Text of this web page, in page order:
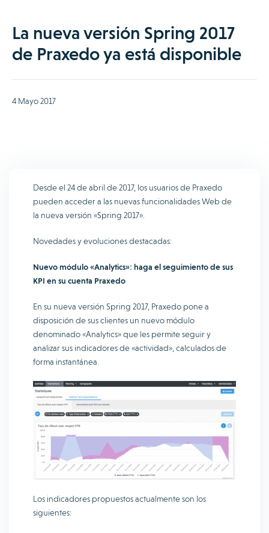
La nueva versión Spring 2017
de Praxedo ya está disponible
4 Mayo 2017
Desde el 24 de abril de 2017, los usuarios de Praxedo
pueden acceder a las nuevas funcionalidades Web de
la nueva versión «Spring 2017».
Novedades y evoluciones destacadas:
Nuevo módulo «Analytics»: haga el seguimiento de sus
KPI en su cuenta Praxedo
En su nueva versión Spring 2017, Praxedo pone a
disposición de sus clientes un nuevo módulo
denominado «Analytics» que les permite seguir y
analizar sus indicadores de «actividad», calculados de
forma instantánea.
Los indicadores propuestos actualmente son los
siguientes: